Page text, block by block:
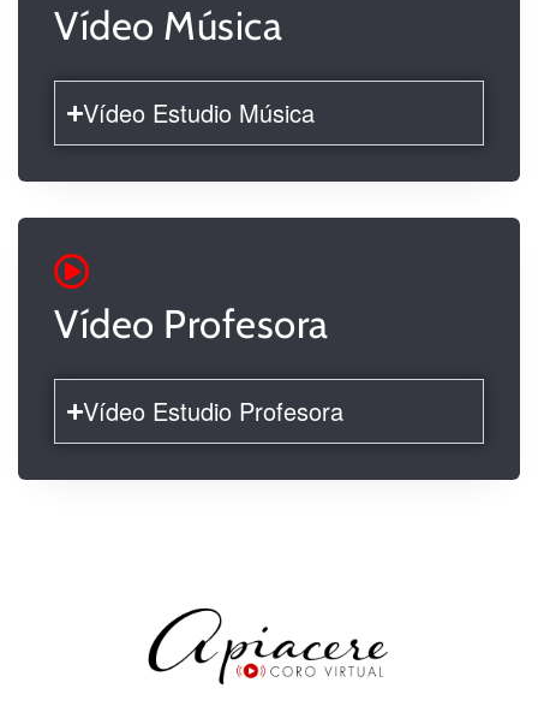
Vídeo Música
Vídeo Estudio Música
Vídeo Profesora
Vídeo Estudio Profesora